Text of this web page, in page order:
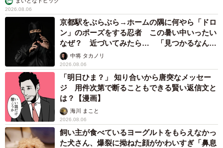
2026.08.06
京都駅をぶらぶら→ホームの隅に何やら「ドロ
ン」のポーズをする忍者 この暑い中いったい
なぜ？ 近づいてみたら… 「見つかるなんて
未熟」中将 タカノリ
2026.08.06
「明日ひま？」 知り合いから唐突なメッセー
ジ 用件次第で断ることもできる賢い返信文と
は？【漫画】
海川 まこと
2026.08.06
飼い主が食べているヨーグルトをもらえなかっ
た犬さん、爆裂に拗ねた顔がかわいすぎ「鼻息